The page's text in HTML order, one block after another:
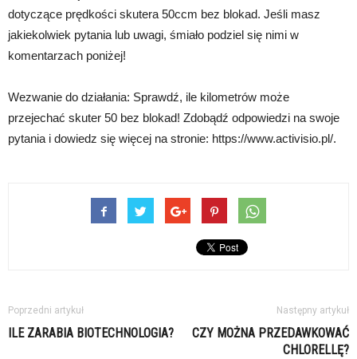
dotyczące prędkości skutera 50ccm bez blokad. Jeśli masz
jakiekolwiek pytania lub uwagi, śmiało podziel się nimi w
komentarzach poniżej!
Wezwanie do działania: Sprawdź, ile kilometrów może
przejechać skuter 50 bez blokad! Zdobądź odpowiedzi na swoje
pytania i dowiedz się więcej na stronie: https://www.activisio.pl/.
Poprzedni artykuł
ILE ZARABIA BIOTECHNOLOGIA?
Następny artykuł
CZY MOŻNA PRZEDAWKOWAĆ
CHLORELLĘ?